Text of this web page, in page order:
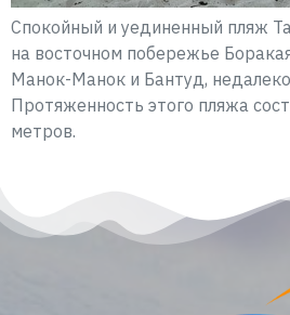
Спокойный и уединенный пляж
на восточном побережье
Манок-Манок и Бантуд,
Протяженность этого пляжа
метров.